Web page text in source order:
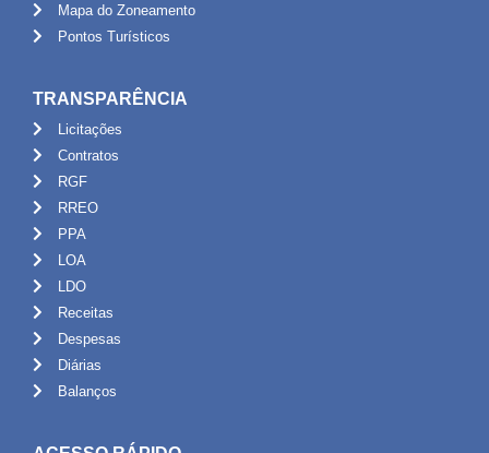
Mapa do Zoneamento
Pontos Turísticos
TRANSPARÊNCIA
Licitações
Contratos
RGF
RREO
PPA
LOA
LDO
Receitas
Despesas
Diárias
Balanços